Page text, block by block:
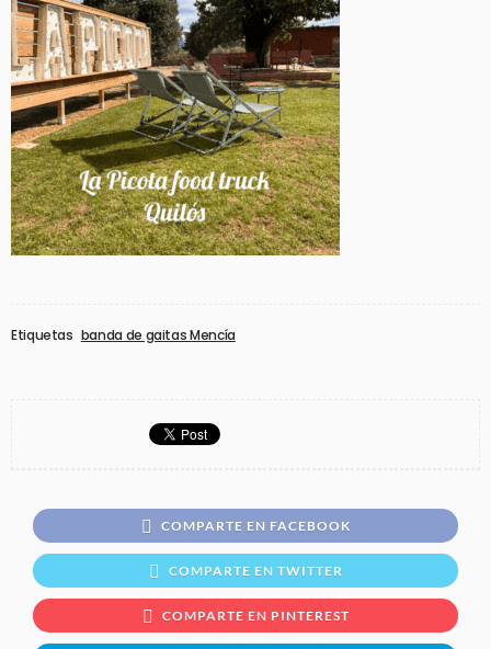
Etiquetas banda de gaitas Mencía
COMPARTE EN FACEBOOK
COMPARTE EN TWITTER
COMPARTE EN PINTEREST